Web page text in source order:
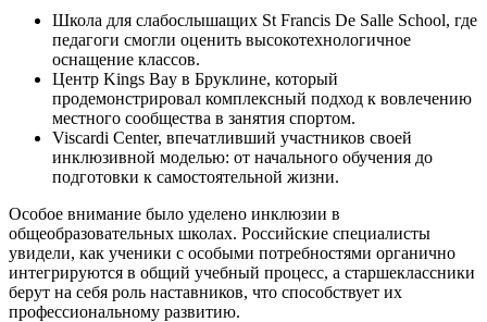
Школа для слабослышащих St Francis De Salle School, где
педагоги смогли оценить высокотехнологичное
оснащение классов.
Центр Kings Bay в Бруклине, который
продемонстрировал комплексный подход к вовлечению
местного сообщества в занятия спортом.
Viscardi Center, впечатливший участников своей
инклюзивной моделью: от начального обучения до
подготовки к самостоятельной жизни.
Особое внимание было уделено инклюзии в
общеобразовательных школах. Российские специалисты
увидели, как ученики с особыми потребностями органично
интегрируются в общий учебный процесс, а старшеклассники
берут на себя роль наставников, что способствует их
профессиональному развитию.